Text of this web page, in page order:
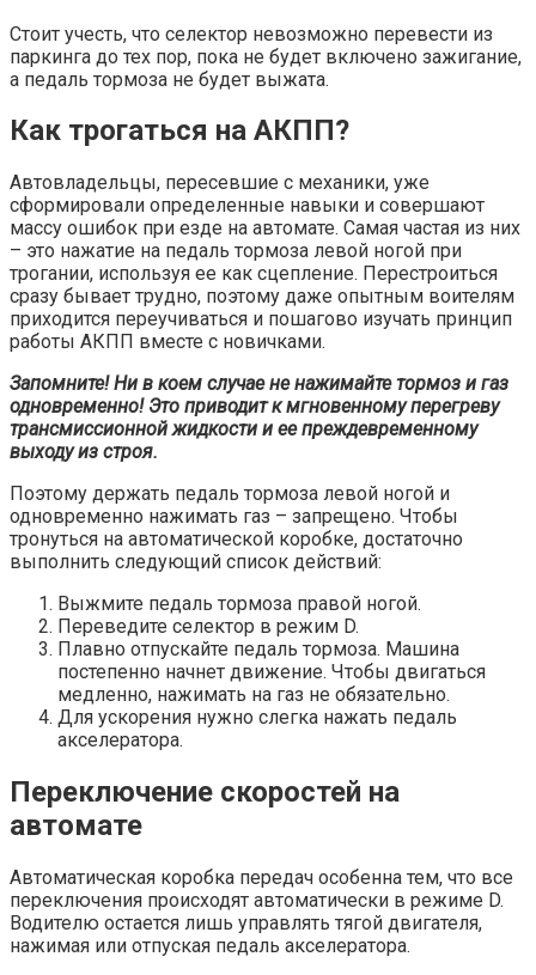
Стоит учесть, что селектор невозможно перевести из
паркинга до тех пор, пока не будет включено зажигание,
а педаль тормоза не будет выжата.
Как трогаться на АКПП?
Автовладельцы, пересевшие с механики, уже
сформировали определенные навыки и совершают
массу ошибок при езде на автомате. Самая частая из них
– это нажатие на педаль тормоза левой ногой при
трогании, используя ее как сцепление. Перестроиться
сразу бывает трудно, поэтому даже опытным воителям
приходится переучиваться и пошагово изучать принцип
работы АКПП вместе с новичками.
Запомните! Ни в коем случае не нажимайте тормоз и газ
одновременно! Это приводит к мгновенному перегреву
трансмиссионной жидкости и ее преждевременному
выходу из строя.
Поэтому держать педаль тормоза левой ногой и
одновременно нажимать газ – запрещено. Чтобы
тронуться на автоматической коробке, достаточно
выполнить следующий список действий:
Выжмите педаль тормоза правой ногой.
Переведите селектор в режим D.
Плавно отпускайте педаль тормоза. Машина
постепенно начнет движение. Чтобы двигаться
медленно, нажимать на газ не обязательно.
Для ускорения нужно слегка нажать педаль
акселератора.
Переключение скоростей на
автомате
Автоматическая коробка передач особенна тем, что все
переключения происходят автоматически в режиме D.
Водителю остается лишь управлять тягой двигателя,
нажимая или отпуская педаль акселератора.